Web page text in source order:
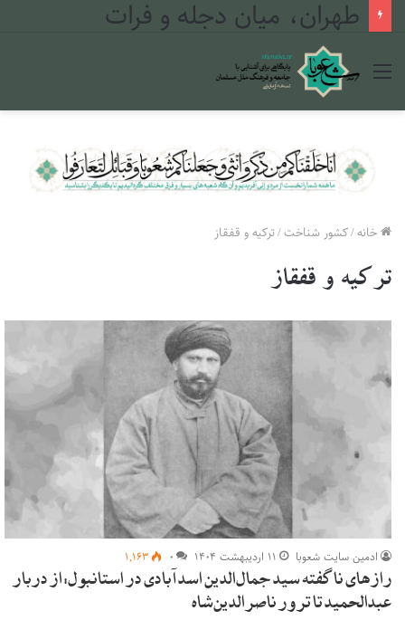
طهران، میان دجله و فرات
منو
خانه/کشور شناخت/ترکیه و قفقاز
ترکیه و قفقاز
ادمین سایت شعوبا ۱۱ اردیبهشت ۱۴۰۴ ۰ ۱,۱۶۳
رازهای ناگفته سید جمال‌الدین اسدآبادی در استانبول: از دربار
عبدالحمید تا ترور ناصرالدین‌شاه